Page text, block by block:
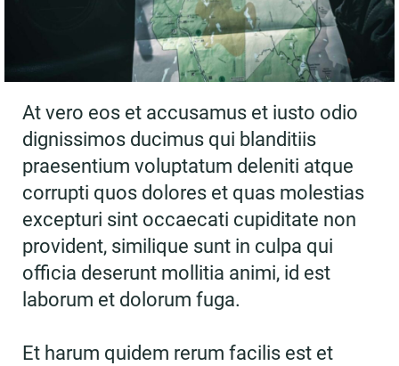
At vero eos et accusamus et iusto odio
dignissimos ducimus qui blanditiis
praesentium voluptatum deleniti atque
corrupti quos dolores et quas molestias
excepturi sint occaecati cupiditate non
provident, similique sunt in culpa qui
officia deserunt mollitia animi, id est
laborum et dolorum fuga.
Et harum quidem rerum facilis est et